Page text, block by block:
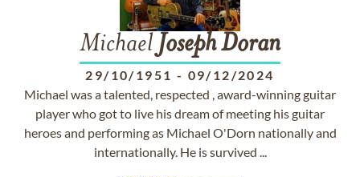
Michael JosephDoran
29/10/1951 - 09/12/2024
Michael was a talented, respected , award-winning guitar
player who got to live his dream of meeting his guitar
heroes and performing as Michael O'Dorn nationally and
internationally. He is survived ...